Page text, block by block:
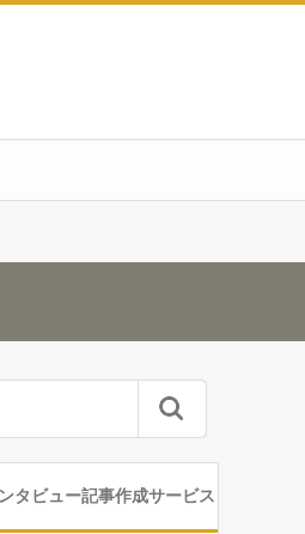
タビュー記事作成サービス